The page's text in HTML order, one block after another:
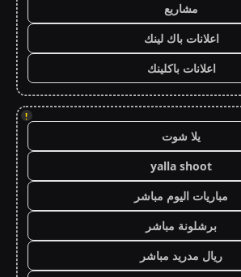
مشاريع
اعلانات باك لينك
اعلانات باكلينك
!
يلا شوت
yalla shoot
مباريات اليوم مباشر
برشلونة مباشر
ريال مدريد مباشر